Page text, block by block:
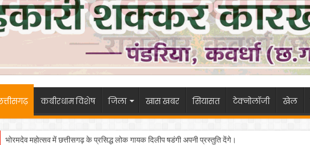
कबीरधाम विशेष जिला खास खबर सियासत टेक्नोलॉजी खेल
भोरमदेव महोत्सव में छत्तीसगढ़ के प्रसिद्ध लोक गायक दिलीप षडंगी अपनी प्रस्तुति देंगे।